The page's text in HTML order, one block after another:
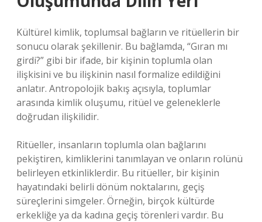
Kültürel kimlik, toplumsal bağların ve ritüellerin bir
sonucu olarak şekillenir. Bu bağlamda, “Gıran mı
girdi?” gibi bir ifade, bir kişinin toplumla olan
ilişkisini ve bu ilişkinin nasıl formalize edildiğini
anlatır. Antropolojik bakış açısıyla, toplumlar
arasında kimlik oluşumu, ritüel ve geleneklerle
doğrudan ilişkilidir.
Ritüeller, insanların toplumla olan bağlarını
pekiştiren, kimliklerini tanımlayan ve onların rolünü
belirleyen etkinliklerdir. Bu ritüeller, bir kişinin
hayatındaki belirli dönüm noktalarını, geçiş
süreçlerini simgeler. Örneğin, birçok kültürde
erkekliğe ya da kadına geçiş törenleri vardır. Bu